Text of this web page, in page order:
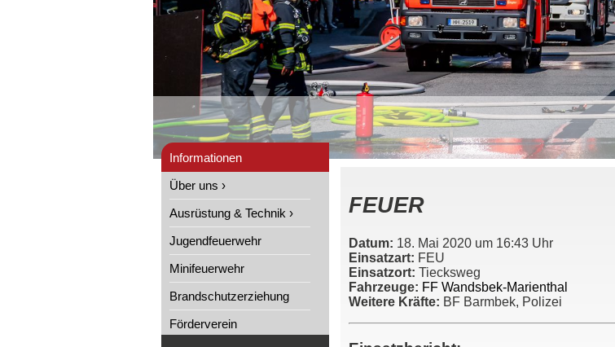
Informationen
Über uns ›
Ausrüstung & Technik ›
Jugendfeuerwehr
Minifeuerwehr
Brandschutzerziehung
Förderverein
FEUER
Datum: 18. Mai 2020 um 16:43 Uhr
Einsatzart: FEU
Einsatzort: Tiecksweg
Fahrzeuge: FF Wandsbek-Marienthal
Weitere Kräfte: BF Barmbek, Polizei